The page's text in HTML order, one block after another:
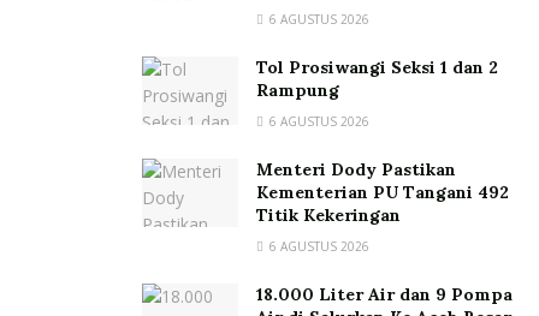
6 AGUSTUS 2026
Tol Prosiwangi Seksi 1 dan 2
Rampung
6 AGUSTUS 2026
Menteri Dody Pastikan
Kementerian PU Tangani 492
Titik Kekeringan
6 AGUSTUS 2026
18.000 Liter Air dan 9 Pompa